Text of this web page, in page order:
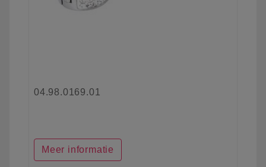
04.98.0169.01
Meer informatie